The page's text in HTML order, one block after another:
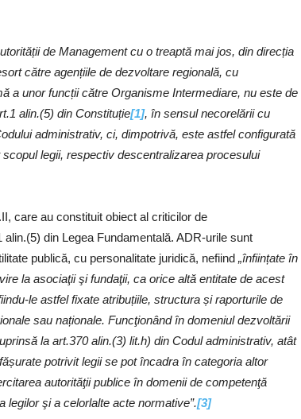
de Management cu o treaptă mai jos, din direcția
către agențiile de dezvoltare regională, cu
a unor funcții către Organisme Intermediare, nu este de
alin.(5) din Constituție[1], în sensul necorelării cu
administrativ, ci, dimpotrivă, este astfel configurată
legii, respectiv descentralizarea procesului
care au constituit obiect al criticilor de
din Legea Fundamentală. ADR-urile sunt
publică, cu personalitate juridică, nefiind „înființate în
la asociaţii şi fundaţii, ca orice altă entitate de acest
le astfel fixate atribuțiile, structura și raporturile de
sau naționale. Funcţionând în domeniul dezvoltării
la art.370 alin.(3) lit.h) din Codul administrativ, atât
potrivit legii se pot încadra în categoria altor
autorităţii publice în domenii de competenţă
şi a celorlalte acte normative”.[3]